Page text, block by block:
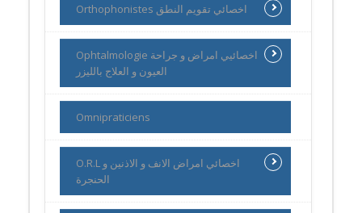
Orthophonistes اخصائي تقويم النطق
Ophtalmologie اخصائيي امراض و جراحة
العيون و العلاج بالليزر
Omnipraticiens
O.R.L اخصائي امراض الانف و الاذنين و
الحنجرة